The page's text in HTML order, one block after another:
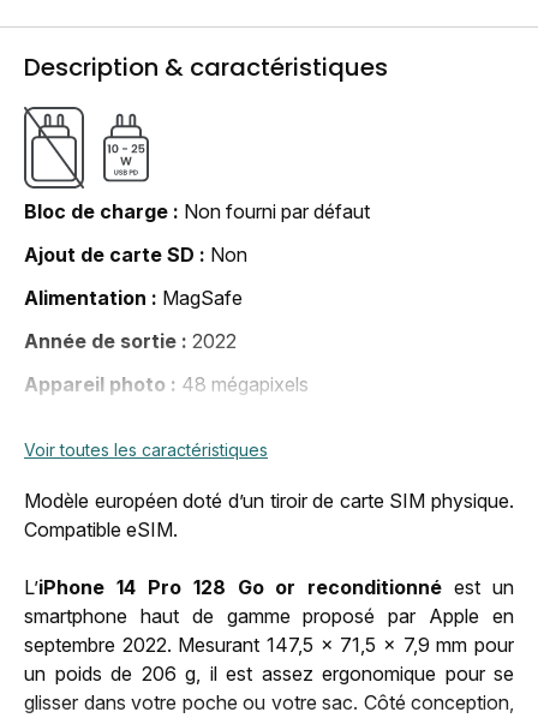
Description & caractéristiques
Bloc de charge
Non fourni par défaut
Ajout de carte SD
Non
Alimentation
MagSafe
Année de sortie
2022
Appareil photo
48 mégapixels
Connecteur
Apple lightning
DAS tronc
0,98 W/kg
DAS tête
0,98 W/kg
Date de lancement
16 sept. 2022, 00:00:00
Voir toutes les caractéristiques
Modèle européen doté d’un tiroir de carte SIM physique.
Compatible eSIM.
L’iPhone 14 Pro 128 Go or reconditionné est un
smartphone haut de gamme proposé par Apple en
septembre 2022. Mesurant 147,5 x 71,5 x 7,9 mm pour
un poids de 206 g, il est assez ergonomique pour se
glisser dans votre poche ou votre sac. Côté conception,